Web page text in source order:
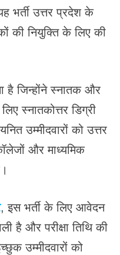
भर्ती उत्तर प्रदेश के
की नियुक्ति के लिए की
है जिन्होंने स्नातक और
स्नातकोत्तर डिग्री
उम्मीदवारों को उत्तर
और माध्यमिक
, इस भर्ती के लिए आवेदन
है और परीक्षा तिथि की
उम्मीदवारों को